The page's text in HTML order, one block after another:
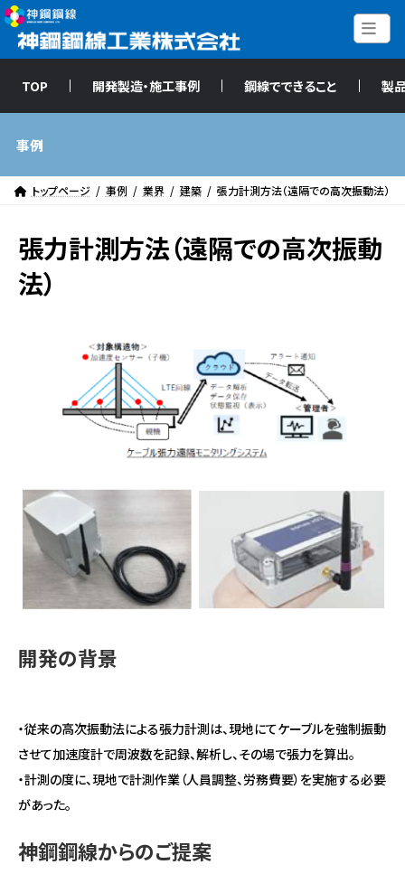
コ
ン
プ
ナ
ビ
動
事業・製品情報
PC鋼材
ワイヤロープ
カタログ
技術開発
ニュース
株主・投資家情報
アクセス
TOP 開発製造・施工事例 鋼線でできること 製
事例
トップページ 事例 業界 建築 張力計測方法（遠隔での高次振動法）
張力計測方法（遠隔での高次振動
法）
開発の背景
・従来の高次振動法による張力計測は、現地にてケーブルを強制振動
させて加速度計で周波数を記録、解析し、その場で張力を算出。
・計測の度に、現地で計測作業（人員調整、労務費要）を実施する必要
があった。
神鋼鋼線からのご提案